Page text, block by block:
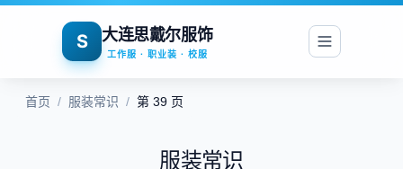
S 大连思戴尔服饰
工作服 · 职业装 · 校服
首页 / 服装常识 / 第 39 页
服装常识